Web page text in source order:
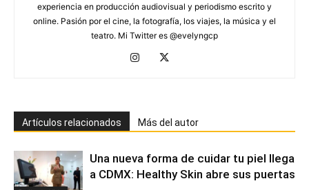
experiencia en producción audiovisual y periodismo escrito y
online. Pasión por el cine, la fotografía, los viajes, la música y el
teatro. Mi Twitter es @evelyngcp
Artículos relacionados Más del autor
Una nueva forma de cuidar tu piel llega
a CDMX: Healthy Skin abre sus puertas